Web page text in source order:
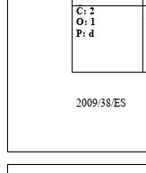
2009/38/ES
Č: 2
O: 1
P: d